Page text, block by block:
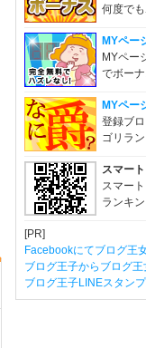
何度で
MYペー
MYペー
でボー
MYペー
登録ブ
ゴリラ
スマー
スマー
ランキ
[PR]
Facebookにてブログ王
ブログ王子からブログ
ブログ王子LINEスタン